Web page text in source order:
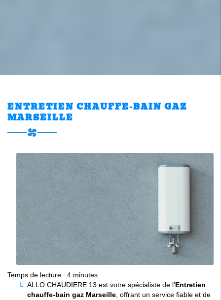
ENTRETIEN CHAUFFE-BAIN GAZ
MARSEILLE
Temps de lecture : 4 minutes
ALLO CHAUDIERE 13 est votre spécialiste de l'Entretien
chauffe-bain gaz Marseille , offrant un service fiable et de